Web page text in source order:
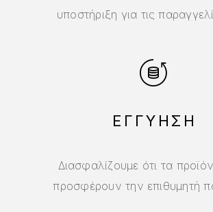
υποστήριξη για τις
ΕΓΓΥΗΣΗ
Διασφαλίζουμε ότι τα
προσφέρουν την επιθυμητή